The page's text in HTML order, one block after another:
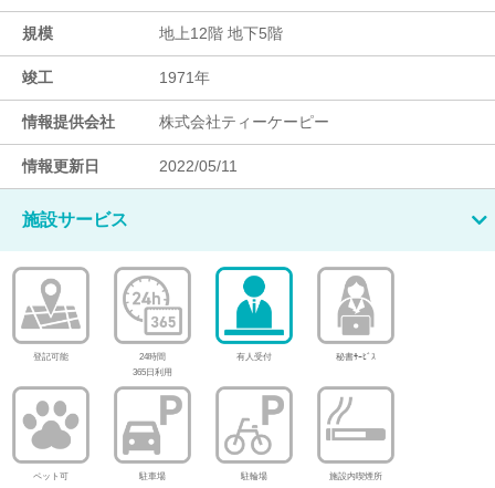
規模 地上12階 地下5階
竣工 1971年
情報提供会社 株式会社ティーケーピー
情報更新日 2022/05/11
施設サービス
登記可能
24時間
365日利用
有人受付 秘書ｻｰﾋﾞｽ
ペット可 駐車場 駐輪場 施設内喫煙所